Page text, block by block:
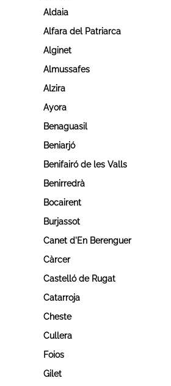
Aldaia
Alfara del Patriarca
Alginet
Almussafes
Alzira
Ayora
Benaguasil
Beniarjó
Benifairó de les Valls
Benirredrà
Bocairent
Burjassot
Canet d'En Berenguer
Càrcer
Castelló de Rugat
Catarroja
Cheste
Cullera
Foios
Gilet